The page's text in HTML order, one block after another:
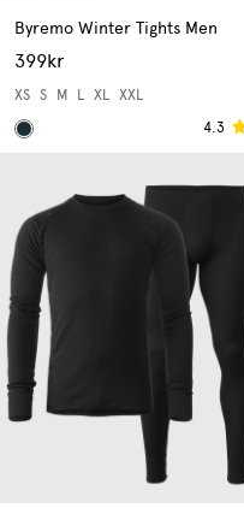
Byremo Winter Tights Men
399kr
XS S M L XL XXL
4.3